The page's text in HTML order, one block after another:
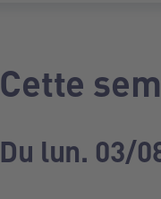
Cette
Du lun. 03/